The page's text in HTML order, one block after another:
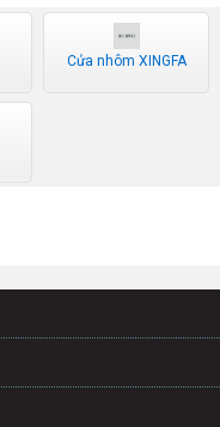
tường và tủ gỗ…
Cửa nhôm XINGFA